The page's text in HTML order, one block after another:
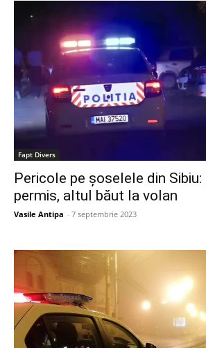
Fapt Divers
Pericole pe șoselele din
permis, altul băut la volan
Vasile Antipa - 7 septembrie 2023